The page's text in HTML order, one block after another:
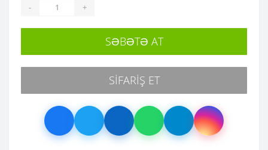
- +
SƏBƏTƏ AT
SIFARIŞ ET